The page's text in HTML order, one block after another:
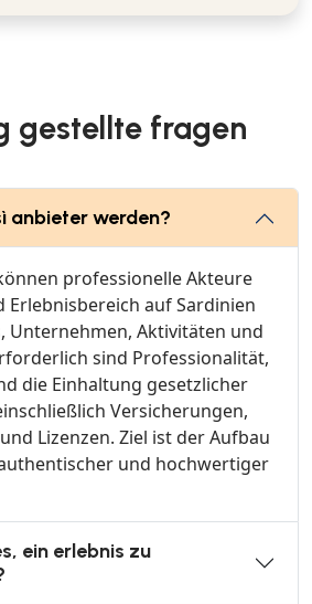
gestellte fragen
anbieter werden?
professionelle Akteure
Erlebnisbereich auf Sardinien
Unternehmen, Aktivitäten und
sind Professionalität,
die Einhaltung gesetzlicher
Versicherungen,
Lizenzen. Ziel ist der Aufbau
und hochwertiger
ein erlebnis zu